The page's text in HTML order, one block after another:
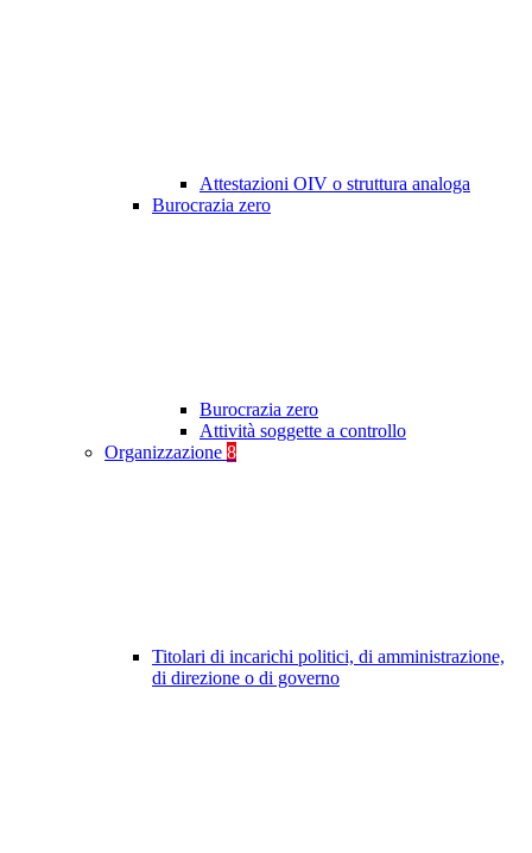
Attestazioni OIV o struttura analoga
Burocrazia zero
Burocrazia zero
Attività soggette a controllo
Organizzazione 8
Titolari di incarichi politici, di amministrazione,
di direzione o di governo